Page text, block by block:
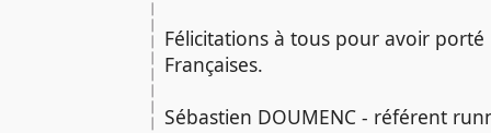
Félicitations à tous pour avoir
Françaises.
Sébastien DOUMENC - référent